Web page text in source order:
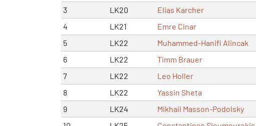
3
LK20 Elias Karcher
4
LK21 Emre Cinar
5
LK22 Muhammed-Hanifi Alincak
6
LK22 Timm Brauer
7
LK22 Leo Holler
8
LK22 Yassin Sheta
9
LK24 Mikhail Masson-Podolsky